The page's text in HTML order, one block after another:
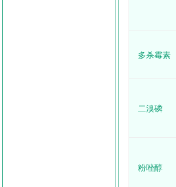
多杀霉素
二溴磷
粉唑醇